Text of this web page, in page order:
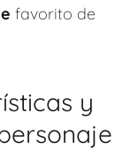
favorito de
y